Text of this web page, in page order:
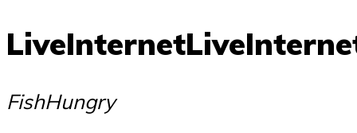
FishHungry